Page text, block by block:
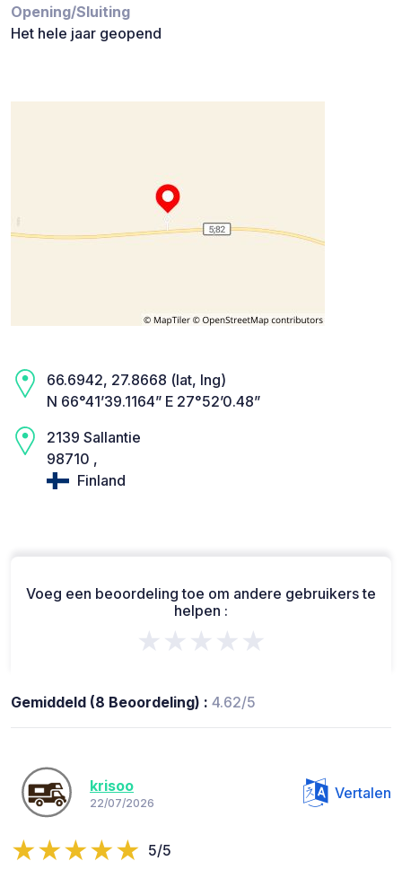
Opening/Sluiting
Het hele jaar geopend
66.6942, 27.8668 (lat, lng)
N 66°41’39.1164” E 27°52’0.48”
2139 Sallantie
98710 ,
Finland
Voeg een beoordeling toe om andere gebruikers te
helpen :
★★★★★
Gemiddeld (8 Beoordeling) : 4.62/5
krisoo
22/07/2026
Vertalen
5/5